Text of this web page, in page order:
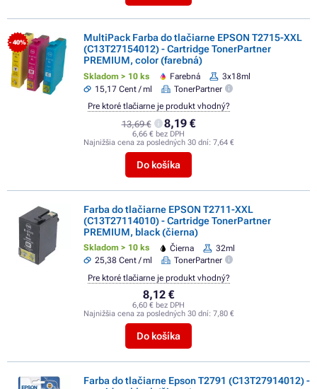
- 40%
MultiPack Farba do tlačiarne EPSON T2715-XXL
(C13T27154012) - Cartridge TonerPartner
PREMIUM, color (farebná)
Skladom > 10 ks Farebná
3x18ml
15,17 Cent / ml
TonerPartner
13,69 € 8,19 €
6,66 € bez DPH
Najnižšia cena za posledných 30 dní: 7,64 €
Do košíka
Pre ktoré tlačiarne je produkt vhodný?
Farba do tlačiarne EPSON T2711-XXL
(C13T27114010) - Cartridge TonerPartner
PREMIUM, black (čierna)
Skladom > 10 ks Čierna
32ml
25,38 Cent / ml
TonerPartner
8,12 €
6,60 € bez DPH
Najnižšia cena za posledných 30 dní: 7,80 €
Do košíka
Pre ktoré tlačiarne je produkt vhodný?
Farba do tlačiarne Epson T2791 (C13T27914012) -